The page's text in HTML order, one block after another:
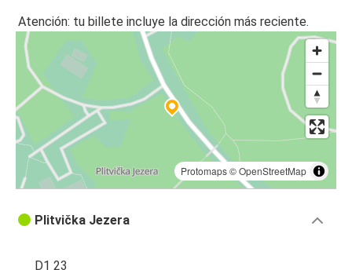
Lagos de Plitvice (Plitvička Jezera)
Lagos de Plitvice (Plitvička Jezera)
Korenica
Lagos de Plitvice (Plitvička Jezera)
Dubrovnik
Atención: tu billete incluye la dirección más reciente.
Protomaps©OpenStreetMap
Plitvička Jezera
D1 23